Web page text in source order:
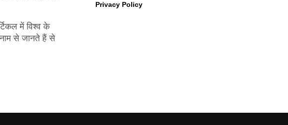
में विश्व के
से जानते हैं से
Privacy Policy